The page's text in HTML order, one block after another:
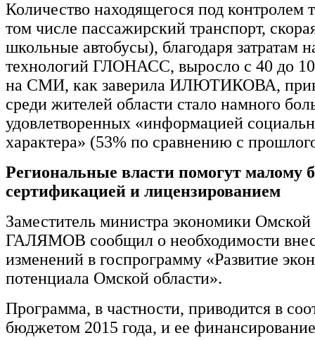
Количество находящегося под контролем
том числе пассажирский транспорт,
школьные автобусы), благодаря затратам
технологий ГЛОНАСС, выросло с 40 до
на СМИ, как заверила ИЛЮТИКОВА,
среди жителей области стало намного
удовлетворенных «информацией
характера» (53% по сравнению с
Региональные власти помогут малому
сертификацией и лицензированием
Заместитель министра экономики Омской
ГАЛЯМОВ сообщил о необходимости
изменений в госпрограмму «Развитие
потенциала Омской области».
Программа, в частности, приводится в
бюджетом 2015 года, и ее